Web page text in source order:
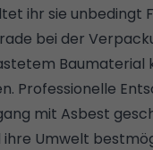
ihr sie unbedingt
bei der
Baumaterial
Professionelle
mit Asbest
ihre Umwelt